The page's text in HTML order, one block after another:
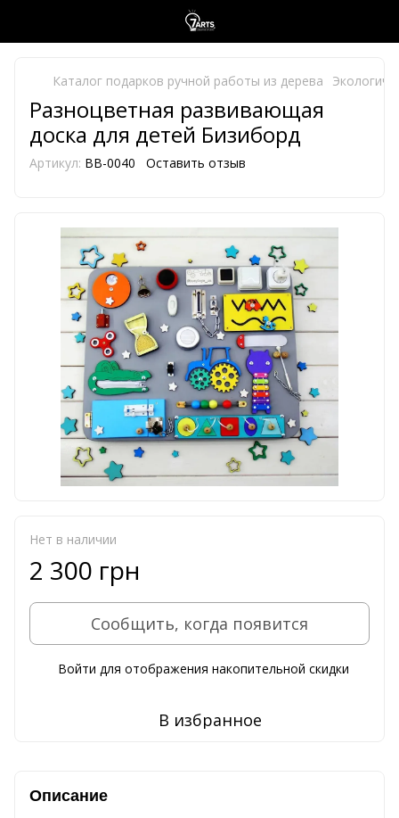
Каталог подарков ручной работы из дерева
Разноцветная развивающая
доска для детей Бизиборд
Артикул: BB-0040 Оставить отзыв
Нет в наличии
2 300 грн
Сообщить, когда появится
Войти для отображения накопительной скидки
В избранное
Описание